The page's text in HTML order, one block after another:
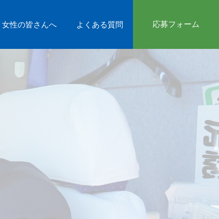
女性の皆さんへ よくある質問 応募フォーム